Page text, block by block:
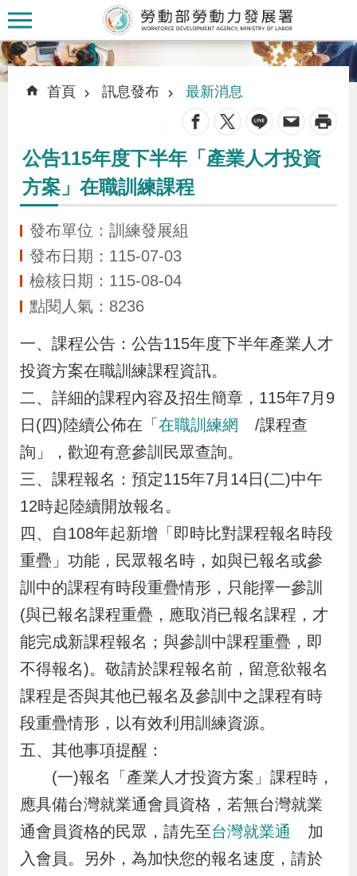
跳到主要內容區塊
認
識
署
訊
息
發
布
為
民
服
務
業
務
專
區
線
上
申
辦
導
專
區
:::
::: 首頁 訊息發布 最新消息
公告115年度下半年「產業人才投資
方案」在職訓練課程
發布單位：訓練發展組
發布日期：115-07-03
檢核日期：115-08-04
點閱人氣：8236
一、課程公告：公告115年度下半年產業人才
投資方案在職訓練課程資訊。
二、詳細的課程內容及招生簡章，115年7月9
日(四)陸續公佈在「 在職訓練網
/課程查
詢」，歡迎有意參訓民眾查詢。
三、課程報名：預定115年7月14日(二)中午
12時起陸續開放報名。
四、自108年起新增「即時比對課程報名時段
重疊」功能，民眾報名時，如與已報名或參
訓中的課程有時段重疊情形，只能擇一參訓
(與已報名課程重疊，應取消已報名課程，才
能完成新課程報名；與參訓中課程重疊，即
不得報名)。敬請於課程報名前，留意欲報名
課程是否與其他已報名及參訓中之課程有時
段重疊情形，以有效利用訓練資源。
五、其他事項提醒：
(一)報名「產業人才投資方案」課程時，
應具備台灣就業通會員資格，若無台灣就業
通會員資格的民眾，請先至台灣就業通
加
入會員。另外，為加快您的報名速度，請於